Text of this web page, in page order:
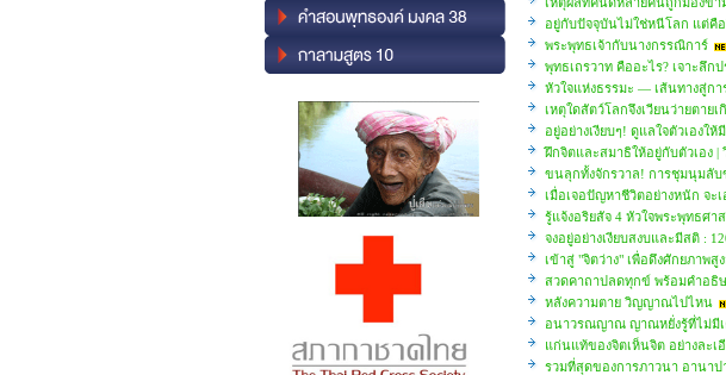
อยู่กับปัจจุบันไม่ใช่หนีโลก แต่คื
พระพุทธเจ้ากับนางกรรณิการ์
พุทธเถรวาท คืออะไร? เจาะลึก
หัวใจแห่งธรรมะ — เส้นทางสู่กา
เหตุใดสัตว์โลกจึงเวียนว่ายตาย
อยู่อย่างเงียบๆ! ดูแลใจตัวเองใ
ฝึกจิตและสมาธิให้อยู่กับตัวเอง |
ขนลุกทั้งจักรวาล! การชุมนุมลับ
เมื่อเจอปัญหาชีวิตอย่างหนัก จะ
รู้แจ้งอริยสัจ 4 หัวใจพระพุทธศา
จงอยู่อย่างเงียบสงบและมีสติ :
เข้าสู่ "จิตว่าง" เพื่อดึงศักยภาพสู
สวดคาถาปลดทุกข์ พร้อมคำอธิ
หลังความตาย วิญญาณไปไหน
อนาวรณญาณ ญาณหยั่งรู้ที่ไม่มีเ
แก่นแท้ของจิตเห็นจิต อย่างละเ
รวมที่สุดของการภาวนา อานา